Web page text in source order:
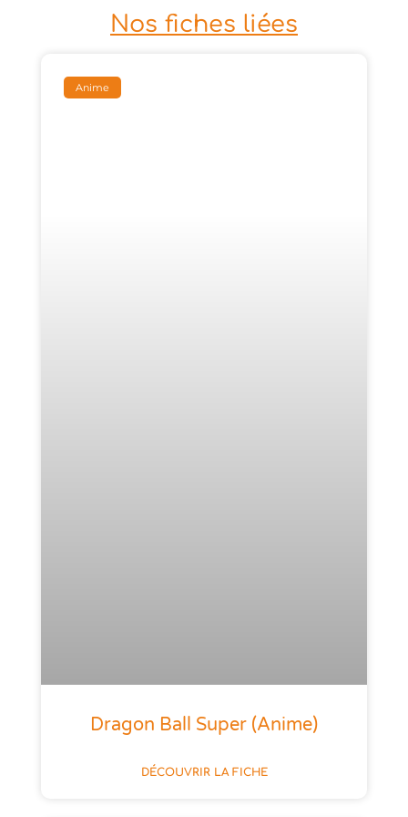
Nos fiches liées
Anime
Dragon Ball Super (anime)
DÉCOUVRIR LA FICHE